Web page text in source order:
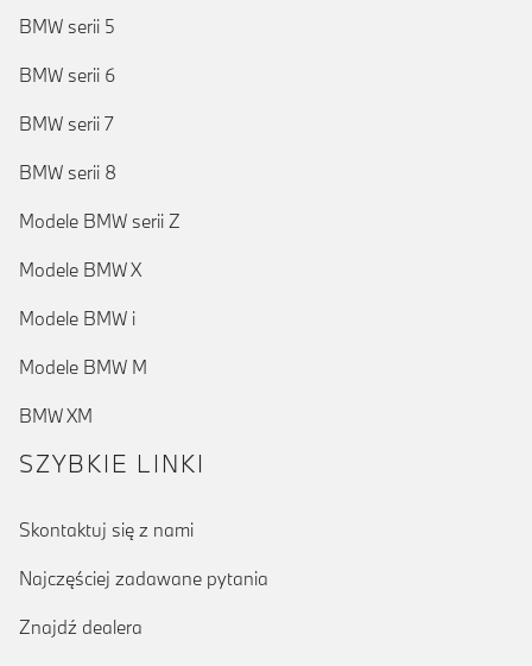
BMW serii 5
BMW serii 6
BMW serii 7
BMW serii 8
Modele BMW serii Z
Modele BMW X
Modele BMW i
Modele BMW M
BMW XM
SZYBKIE LINKI
Skontaktuj się z nami
Najczęściej zadawane pytania
Znajdź dealera